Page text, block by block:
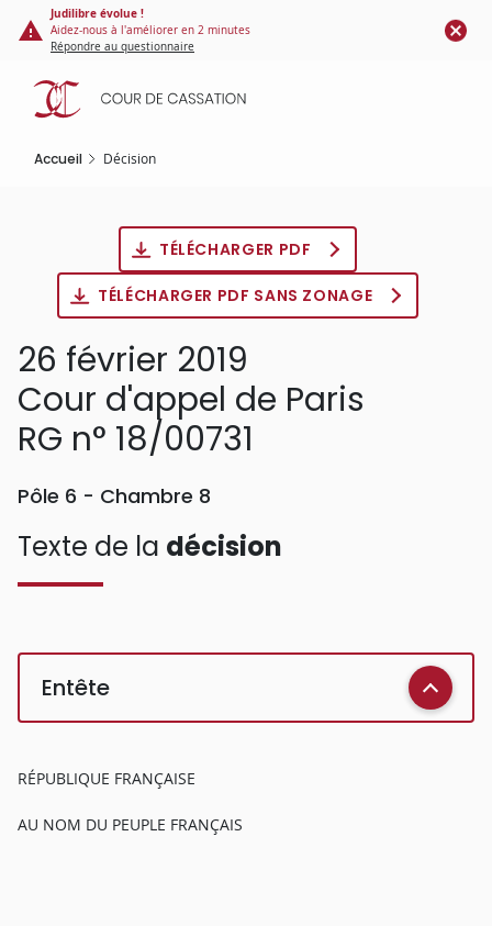
Panneau de gestion des cookies
contenu
principal
Judilibre évolue !
Aidez-nous à l'améliorer en 2 minutes
Répondre au questionnaire
Accueil Décision
TÉLÉCHARGER PDF
TÉLÉCHARGER PDF SANS ZONAGE
26 février 2019
Cour d'appel de Paris
RG n° 18/00731
Pôle 6 - Chambre 8
Texte de la décision
Entête
RÉPUBLIQUE FRANÇAISE
AU NOM DU PEUPLE FRANÇAIS